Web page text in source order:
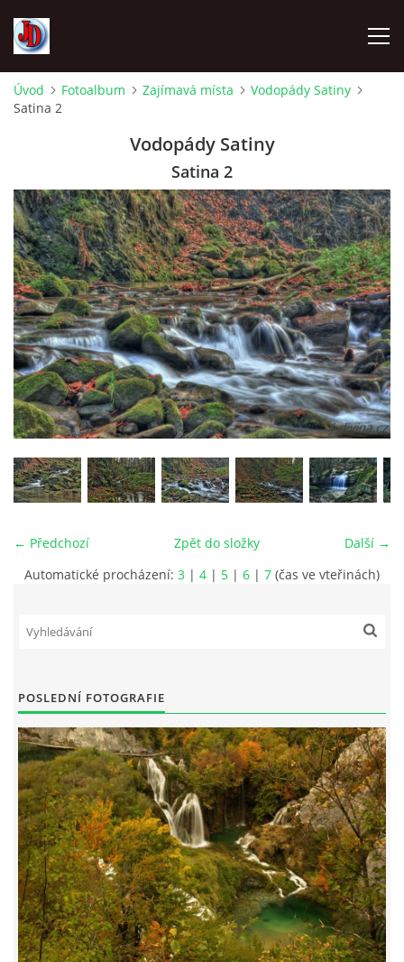
ÚVOD
FOTOALBUM
Z CEST
NÁVŠTĚVNÍ KNIHA
OSTRAVICE SRAZY
vm24@atlas.cz
© 2026 eStránky.cz |Tisk|Aktualizováno: 4. 11. 2025 |Nahoru ↑
Úvod Fotoalbum Zajímavá místa
Vodopády Satiny
Satina 2
Vodopády Satiny
Satina 2
← Předchozí Další →
Zpět do složky
Automatické procházení: 3 | 4 | 5 | 6 | 7 (čas ve vteřinách)
POSLEDNÍ FOTOGRAFIE